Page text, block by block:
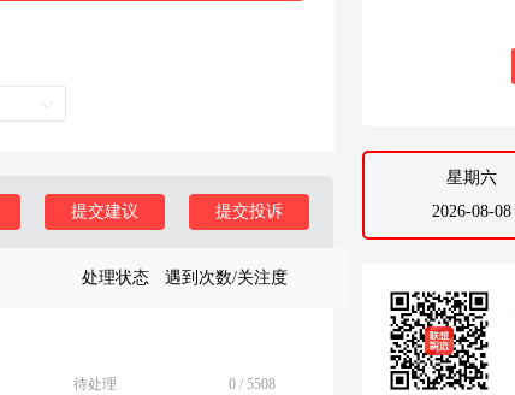
提交投诉
提交建议
处理状态 遇到次数/关注度
待处理 0 / 5508
星期六
2026-08-08